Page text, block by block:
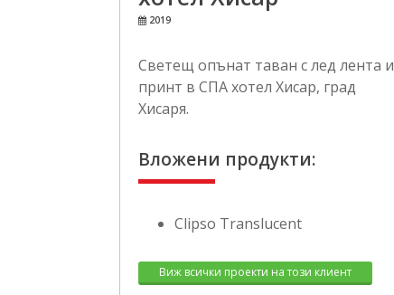
2019
Светещ опънат таван с лед лента и
принт в СПА хотел Хисар, град
Хисаря.
Вложени продукти:
Clipso Translucent
Виж всички проекти на този клиент